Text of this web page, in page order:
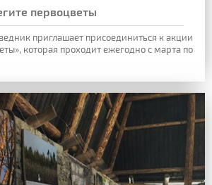
первоцветы
приглашает присоединиться к акции
которая проходит ежегодно с марта по